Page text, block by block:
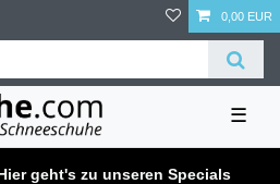
0,00 EUR
☰
geht's zu unseren Specials